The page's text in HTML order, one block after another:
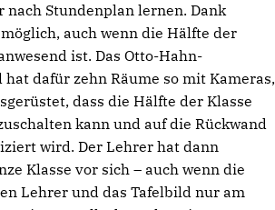
nach Stundenplan lernen. Dank
auch wenn die Hälfte der
ist. Das Otto-Hahn-
dafür zehn Räume so mit Kameras,
dass die Hälfte der Klasse
kann und auf die Rückwand
wird. Der Lehrer hat dann
Klasse vor sich – auch wenn die
Lehrer und das Tafelbild nur am